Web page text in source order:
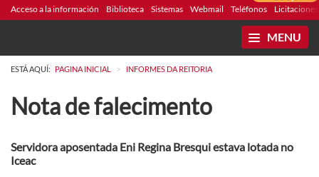
Acceso a la información Biblioteca Sistemas Webmail Teléfonos Licitaciones
MENU
ESTÁ AQUÍ: PAGINA INICIAL > INFORMES DA REITORIA
Nota de falecimento
Servidora aposentada Eni Regina Bresqui estava lotada no
Iceac